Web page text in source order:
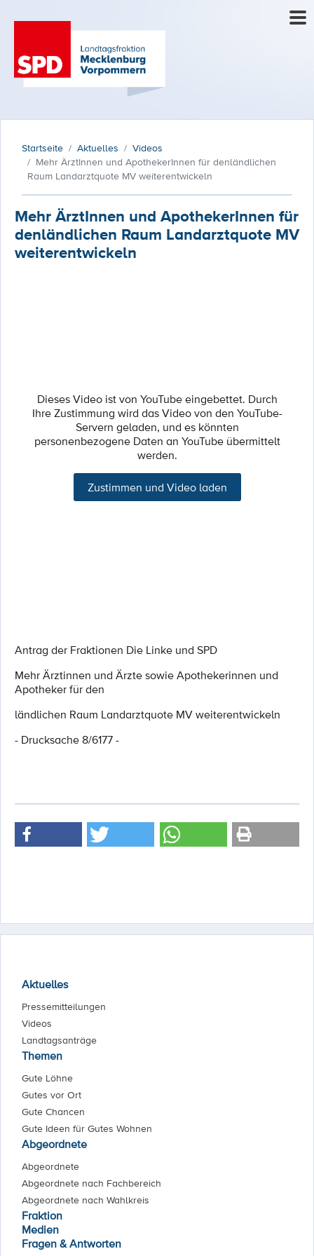
Startseite Aktuelles
Videos
Mehr ÄrztInnen und ApothekerInnen für denländlichen
Raum Landarztquote MV weiterentwickeln
Mehr ÄrztInnen und ApothekerInnen für
denländlichen Raum Landarztquote MV
weiterentwickeln
Dieses Video ist von YouTube eingebettet. Durch
Ihre Zustimmung wird das Video von den YouTube-
Servern geladen, und es könnten
personenbezogene Daten an YouTube übermittelt
werden.
Zustimmen und Video laden
Antrag der Fraktionen Die Linke und SPD
Mehr Ärztinnen und Ärzte sowie Apothekerinnen und
Apotheker für den
ländlichen Raum Landarztquote MV weiterentwickeln
- Drucksache 8/6177 -
Aktuelles
Pressemitteilungen
Videos
Landtagsanträge
Themen
Gute Löhne
Gutes vor Ort
Gute Chancen
Gute Ideen für Gutes Wohnen
Abgeordnete
Abgeordnete
Abgeordnete nach Fachbereich
Abgeordnete nach Wahlkreis
Fraktion
Medien
Fragen & Antworten